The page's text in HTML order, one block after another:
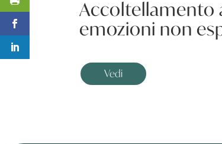
Accoltellamento
emozioni non
Vedi